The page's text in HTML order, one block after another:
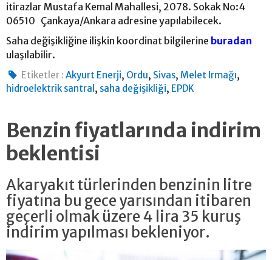
itirazlar Mustafa Kemal Mahallesi, 2078. Sokak No:4
06510 Çankaya/Ankara adresine yapılabilecek.
Saha değişikliğine ilişkin koordinat bilgilerine buradan
ulaşılabilir.
Etiketler : Akyurt Enerji, Ordu, Sivas,Melet Irmağı,
hidroelektrik santral , saha değişikliği, EPDK
Benzin fiyatlarında indirim
beklentisi
Akaryakıt türlerinden benzinin litre
fiyatına bu gece yarısından itibaren
geçerli olmak üzere 4 lira 35 kuruş
indirim yapılması bekleniyor.